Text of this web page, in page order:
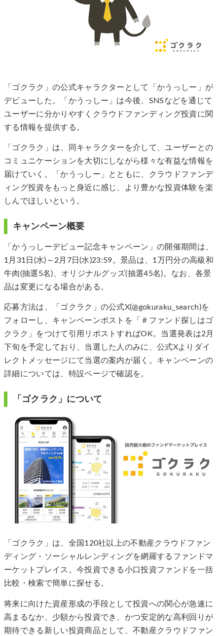
「ゴクラク」の公式キャラクターとして「かうっしー」が
デビューした。「かうっしー」は今後、SNSなどを通じて
ユーザーに分かりやすくクラウドファンディング投資に関
する情報を提供する。
「ゴクラク」は、同キャラクターを介して、ユーザーとの
コミュニケーションを大切にしながら様々な有益な情報を
届けていく。「かうっしー」とともに、クラウドファンデ
ィング投資をもっと身近に感じ、より豊かな投資体験を楽
しんでほしいという。
キャンペーン概要
「かうっしーデビュー記念キャンペーン」の開催期間は、
1月31日(水)～2月7日(水)23:59。景品は、1万円分の高級和
牛肉(抽選5名)、オリジナルグッズ(抽選45名)。なお、各景
品は変更になる場合がある。
応募方法は、「ゴクラク」の公式X(@gokuraku_search)を
フォローし、キャンペーンポストを「＃ファンド探しはゴ
クラク」をつけて引用リポストすればOK。当選発表は2月
下旬を予定しており、当選した人のみに、公式Xよりダイ
レクトメッセージにて当選の案内が届く。キャンペーンの
詳細については、特設ページで確認を。
「ゴクラク」について
「ゴクラク」は、全国120社以上の不動産クラウドファン
ディング・ソーシャルレンディングを網羅するファンドマ
ーケットプレイス。今投資できる小口投資ファンドを一括
比較・検索で簡単に探せる。
将来に向けた資産形成の手段として投資への関心が急速に
高まるなか、少額から投資でき、かつ安定的な高利回りが
期待できる新しい投資商品として、不動産クラウドファン